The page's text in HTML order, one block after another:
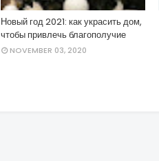
Новый год 2021: как украсить дом,
чтобы привлечь благополучие
NOVEMBER 03, 2020